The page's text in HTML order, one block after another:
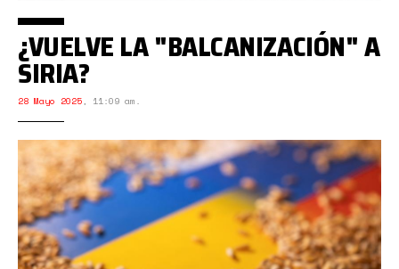
¿VUELVE LA "BALCANIZACIÓN" A
SIRIA?
28 Mayo 2025, 11:09 am.